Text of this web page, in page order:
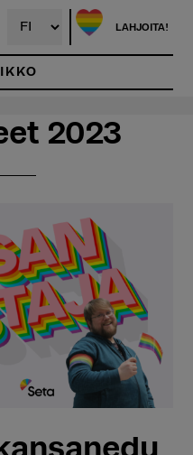
LAHJOITA!
2023